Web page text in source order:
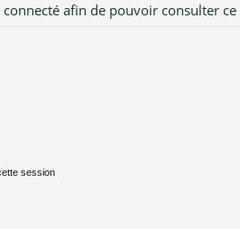
afin de pouvoir consulter
session